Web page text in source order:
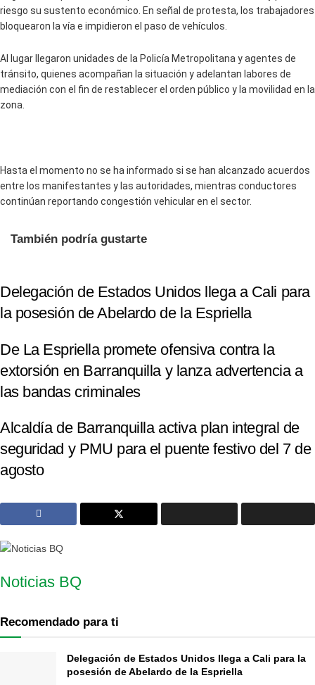
riesgo su sustento económico. En señal de protesta, los trabajadores
bloquearon la vía e impidieron el paso de vehículos.
Al lugar llegaron unidades de la Policía Metropolitana y agentes de
tránsito, quienes acompañan la situación y adelantan labores de
mediación con el fin de restablecer el orden público y la movilidad en la
zona.
Hasta el momento no se ha informado si se han alcanzado acuerdos
entre los manifestantes y las autoridades, mientras conductores
continúan reportando congestión vehicular en el sector.
También podría gustarte
Delegación de Estados Unidos llega a Cali para
la posesión de Abelardo de la Espriella
De La Espriella promete ofensiva contra la
extorsión en Barranquilla y lanza advertencia a
las bandas criminales
Alcaldía de Barranquilla activa plan integral de
seguridad y PMU para el puente festivo del 7 de
agosto
Noticias BQ
Recomendado para ti
Delegación de Estados Unidos llega a Cali para la
posesión de Abelardo de la Espriella